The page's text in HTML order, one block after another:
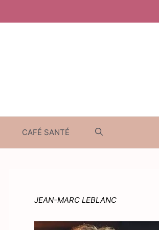
CAFÉ SANTÉ
JEAN-MARC LEBLANC